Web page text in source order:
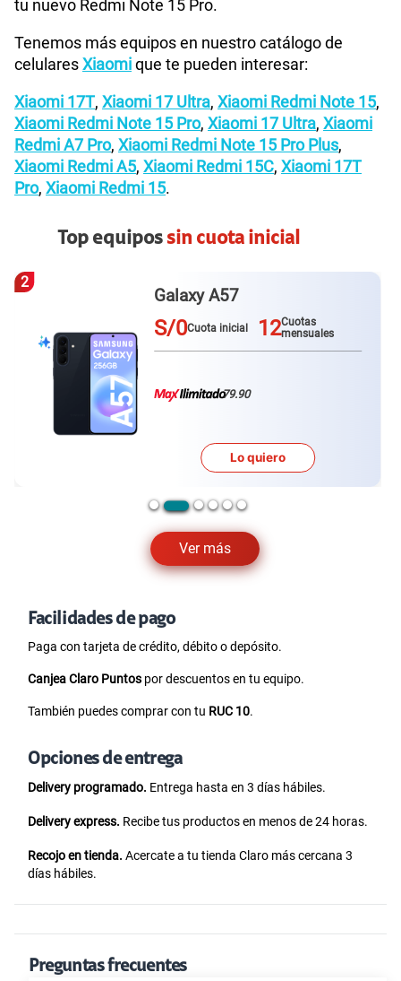
tu nuevo Redmi Note 15 Pro.
Tenemos más equipos en nuestro catálogo de
celularesXiaomique te pueden interesar:
Xiaomi 17T, Xiaomi 17 Ultra, Xiaomi Redmi Note 15,
Xiaomi Redmi Note 15 Pro, Xiaomi 17 Ultra, Xiaomi
Redmi A7 Pro, Xiaomi Redmi Note 15 Pro Plus,
Xiaomi Redmi A5, Xiaomi Redmi 15C, Xiaomi 17T
Pro, Xiaomi Redmi 15.
Top equipossin cuota inicial
Ver más
3
Redmi Note 15 pro plus
S/0Cuota inicial 12Cuotas
mensuales
79.90
Lo quiero
Facilidades de pago
Paga con tarjeta de crédito, débito o depósito.
Canjea Claro Puntos por descuentos en tu equipo.
También puedes comprar con tu RUC 10.
Opciones de entrega
Delivery programado. Entrega hasta en 3 días hábiles.
Delivery express. Recibe tus productos en menos de 24 horas.
Recojo en tienda. Acercate a tu tienda Claro más cercana 3
días hábiles.
Preguntas frecuentes